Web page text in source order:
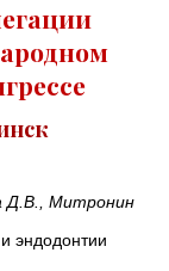
Д.В., Митронин
эндодонтии